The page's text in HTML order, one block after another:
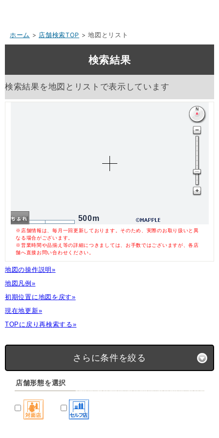
ホーム > 店舗検索TOP > 地図とリスト
検索結果
検索結果を地図とリストで表示しています
500m
※店舗情報は、毎月一回更新しております。そのため、実際のお取り扱いと異
なる場合がございます。
※営業時間や品揃え等の詳細につきましては、お手数ではございますが、各店
舗へ直接お問い合わせください。
地図の操作説明»
地図凡例»
初期位置に地図を戻す»
現在地更新»
TOPに戻り再検索する»
さらに条件を絞る
店舗形態を選択